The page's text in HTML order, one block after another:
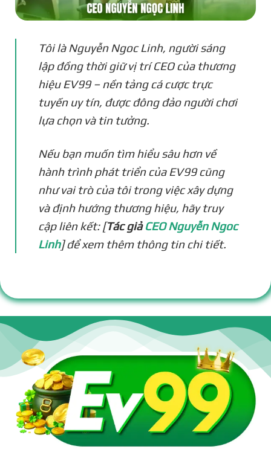
Tôi là Nguyễn Ngoc Linh, người sáng
lập đồng thời giữ vị trí CEO của thương
hiệu EV99 – nền tảng cá cược trực
tuyến uy tín, được đông đảo người chơi
lựa chọn và tin tưởng.
Nếu bạn muốn tìm hiểu sâu hơn về
hành trình phát triển của EV99 cũng
như vai trò của tôi trong việc xây dựng
và định hướng thương hiệu, hãy truy
cập liên kết: [Tác giảCEO Nguyễn Ngoc
Linh] để xem thêm thông tin chi tiết.